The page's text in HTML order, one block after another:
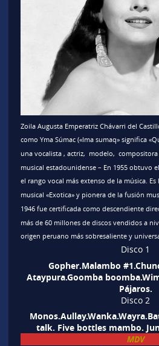
Zoila Augusta Emperatriz Chávarri del
como Yma Súmac («Ima sumaq» significa
una vocalista , actriz, modelo,
musical estadounidense – En 1955 obtuvo
el rango vocal más extenso de la música.​ Es
musical «Exotica»​ y pionera de la fusión
1946 fue certificada como descendiente
más de 60 millones de discos vendidos a
origen peruano más sobresaliente y
Disco 1
Gopher.Malambo
Ataypura.Goomba
Pájaros.
Disco 2
talk. Five bottles mambo.
MDV